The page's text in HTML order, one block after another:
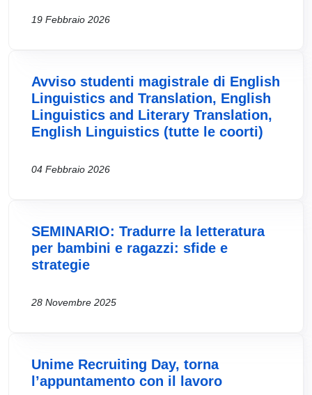
19 Febbraio 2026
Avviso studenti magistrale di English
Linguistics and Translation, English
Linguistics and Literary Translation,
English Linguistics (tutte le coorti)
04 Febbraio 2026
SEMINARIO: Tradurre la letteratura
per bambini e ragazzi: sfide e
strategie
28 Novembre 2025
Unime Recruiting Day, torna
l’appuntamento con il lavoro